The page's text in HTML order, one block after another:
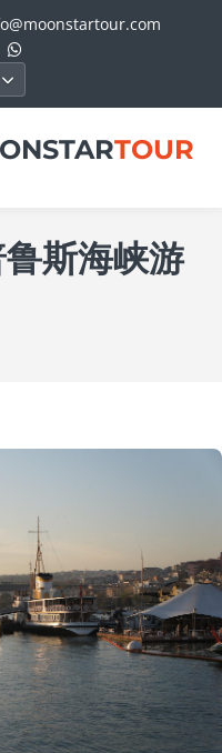
TOUR
斯海峡游